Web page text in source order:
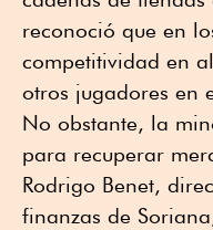
reconoció que en
competitividad en
otros jugadores en
No obstante, la
para recuperar
Rodrigo Benet,
finanzas de